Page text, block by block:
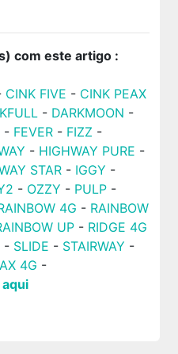
com este artigo :
CINK FIVE - CINK PEAX
- DARKMOON -
- FEVER - FIZZ -
- HIGHWAY PURE -
STAR - IGGY -
- OZZY - PULP -
4G - RAINBOW
UP- RIDGE 4G
- SLIDE - STAIRWAY -
4G -